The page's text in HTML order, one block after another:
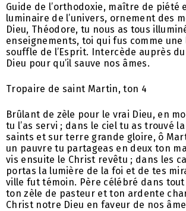
Guide de l’orthodoxie, maître de piété
luminaire de l’univers, ornement des
Dieu, Théodore, tu nous as tous
enseignements, toi qui fus comme
souffle de l’Esprit. Intercède auprès
Dieu pour qu’il sauve nos âmes.
Tropaire de saint Martin, ton 4
Brûlant de zèle pour le vrai Dieu, en
tu l’as servi ; dans le ciel tu as trouvé
saints et sur terre grande gloire, ô
un pauvre tu partageas en deux ton
vis ensuite le Christ revêtu ; dans les
portas la lumière de la foi et de tes
ville fut témoin. Père célébré dans tout
ton zèle de pasteur et ton ardente
Christ notre Dieu en faveur de nos